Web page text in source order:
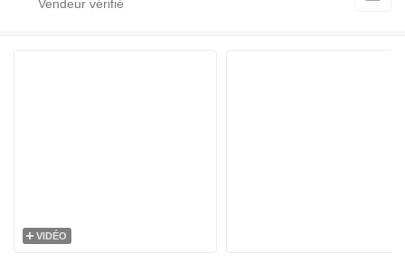
VIDÉO